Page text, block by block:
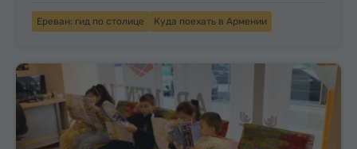
Ереван: гид по столице Куда поехать в Армении